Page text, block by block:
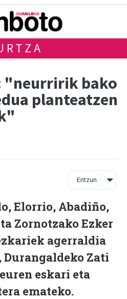
"neurririk bako
planteatzen
Entzun
Elorrio, Abadiño,
Zornotzako Ezker
agerraldia
Durangaldeko Zati
eskari eta
emateko.